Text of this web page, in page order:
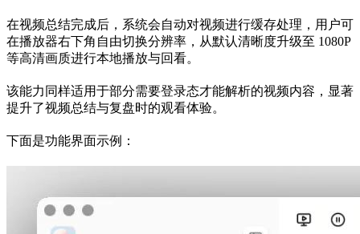
在视频总结完成后，系统会自动对视频进行缓存处理，用户可
在播放器右下角自由切换分辨率，从默认清晰度升级至 1080P
等高清画质进行本地播放与回看。
该能力同样适用于部分需要登录态才能解析的视频内容，显著
提升了视频总结与复盘时的观看体验。
下面是功能界面示例：